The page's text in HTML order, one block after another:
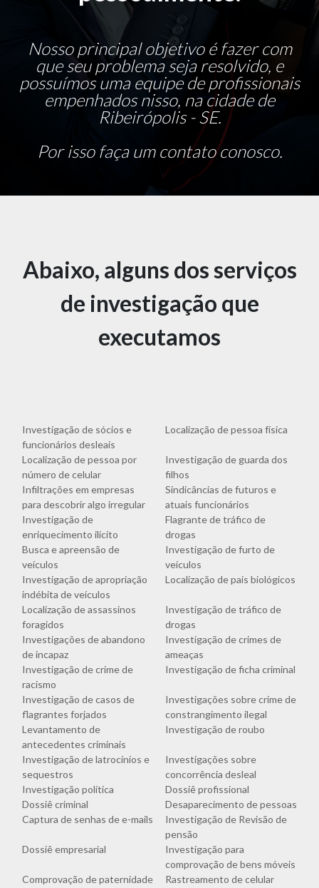
Nosso principal objetivo é fazer com
que seu problema seja resolvido, e
possuímos uma equipe de profissionais
empenhados nisso, na cidade de
Ribeirópolis - SE.
Por isso faça um contato conosco.
Abaixo, alguns dos serviços
de investigação que
executamos
Investigação de sócios e
funcionários desleais
Localização de pessoa física
Localização de pessoa por
número de celular
Investigação de guarda dos
filhos
Infiltrações em empresas
para descobrir algo irregular
Sindicâncias de futuros e
atuais funcionários
Investigação de
enriquecimento ilícito
Flagrante de tráfico de
drogas
Busca e apreensão de
veículos
Investigação de furto de
veículos
Investigação de apropriação
indébita de veículos
Localização de pais biológicos
Localização de assassinos
foragidos
Investigação de tráfico de
drogas
Investigações de abandono
de incapaz
Investigação de crimes de
ameaças
Investigação de crime de
racismo
Investigação de ficha criminal
Investigação de casos de
flagrantes forjados
Investigações sobre crime de
constrangimento ilegal
Levantamento de
antecedentes criminais
Investigação de roubo
Investigação de latrocínios e
sequestros
Investigações sobre
concorrência desleal
Investigação política
Dossiê profissional
Dossiê criminal
Desaparecimento de pessoas
Captura de senhas de e-mails
Investigação de Revisão de
pensão
Dossiê empresarial
Investigação para
comprovação de bens móveis
Comprovação de paternidade
Rastreamento de celular